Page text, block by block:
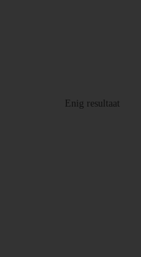
Enig resultaat